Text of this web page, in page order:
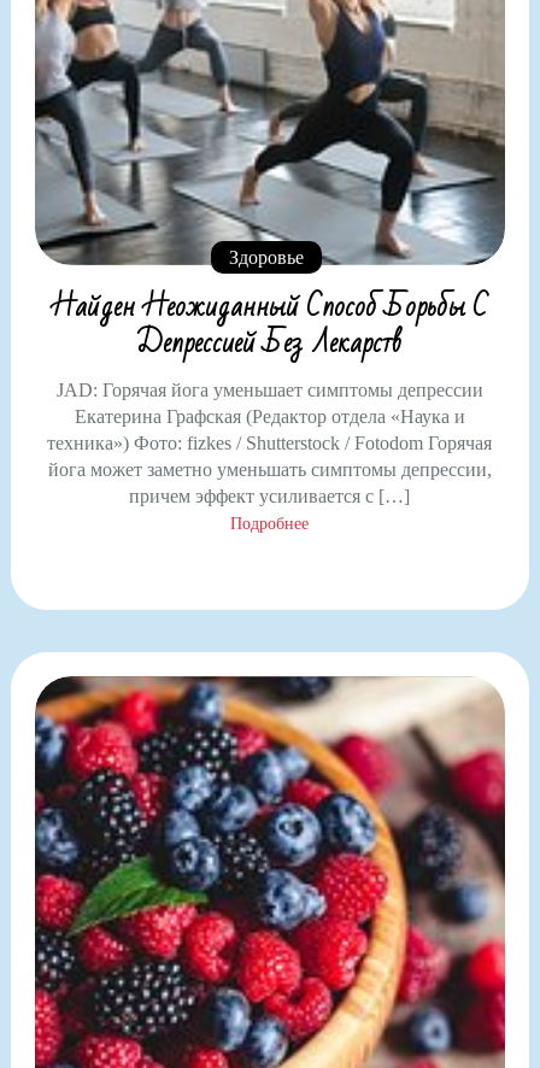
Здоровье
Найден Неожиданный Способ Борьбы С
Депрессией Без Лекарств
JAD: Горячая йога уменьшает симптомы депрессии
Екатерина Графская (Редактор отдела «Наука и
техника») Фото: fizkes / Shutterstock / Fotodom Горячая
йога может заметно уменьшать симптомы депрессии,
причем эффект усиливается с […]
Подробнее